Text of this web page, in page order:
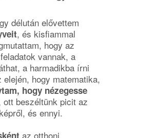
délután elővettem
, és kisfiammal
hogy az
vannak, a
a harmadikba írni
hogy matematika,
hogy nézegesse
beszéltünk picit az
és ennyi.
az otthoni